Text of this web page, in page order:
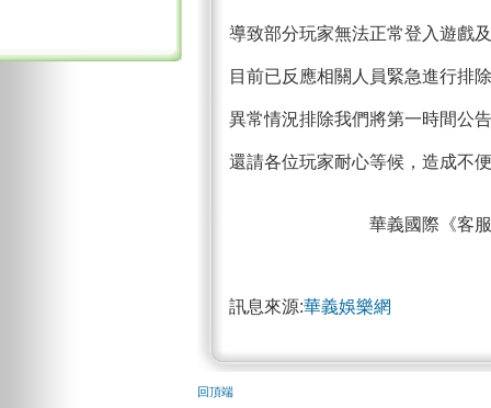
導致部分玩家無法正常登入遊戲
目前已反應相關人員緊急進行排
異常情況排除我們將第一時間公
還請各位玩家耐心等候，造成不
華義國際《客服中
訊息來源:華義娛樂網
回頂端